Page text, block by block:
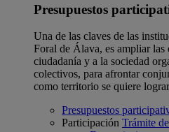
Presupuestos
Una de las claves de las
Foral de Álava, es ampliar las
ciudadanía y a la sociedad
colectivos, para afrontar
como territorio se quiere
Presupuestos
Participación Trámite